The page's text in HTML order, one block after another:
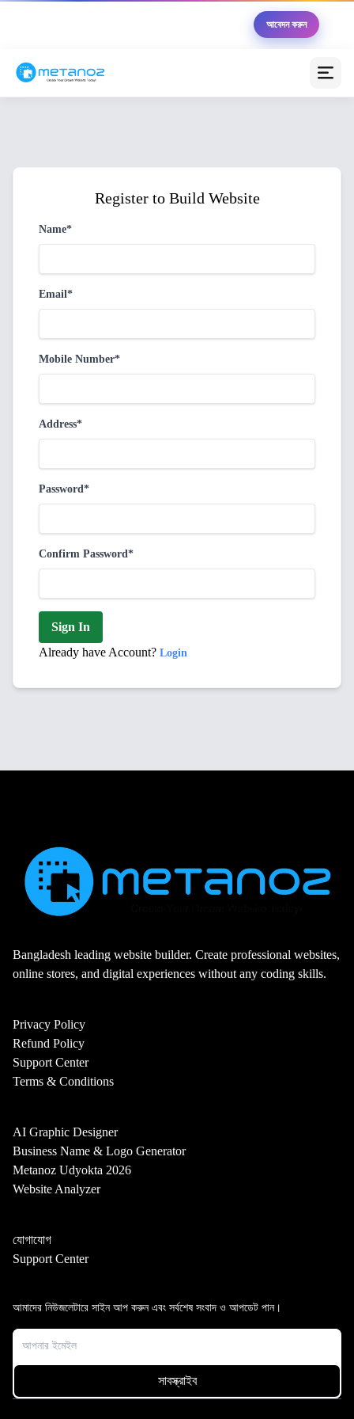
আবেদন করুন
Register to Build Website
Name*
Email*
Mobile Number*
Address*
Password*
Confirm Password*
Sign In
Already have Account? Login
Bangladesh leading website builder. Create professional websites,
online stores, and digital experiences without any coding skills.
Privacy Policy
Refund Policy
Support Center
Terms & Conditions
AI Graphic Designer
Business Name & Logo Generator
Metanoz Udyokta 2026
Website Analyzer
যোগাযোগ
Support Center
আমাদের নিউজলেটারে সাইন আপ করুন এবং সর্বশেষ সংবাদ ও আপডেট পান।
মেটানোজ এআই অ্যাসিস্ট্যান্ট
অনলাইন (আপনাকে সাহায্য করতে প্রস্তুত)